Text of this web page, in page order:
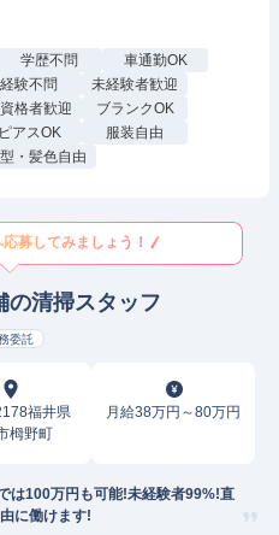
学歴不問
車通勤OK
経験不問
未経験者歓迎
格者歓迎
ブランクOK
ピアスOK
服装自由
・髪色自由
募してみましょう！
の清掃スタッフ
委託
福井県
栂野町
月給38万円～80万円
は100万円も可能!未経験者99%!直
に働けます!